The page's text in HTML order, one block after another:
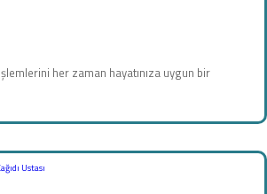
her zaman hayatınıza uygun bir